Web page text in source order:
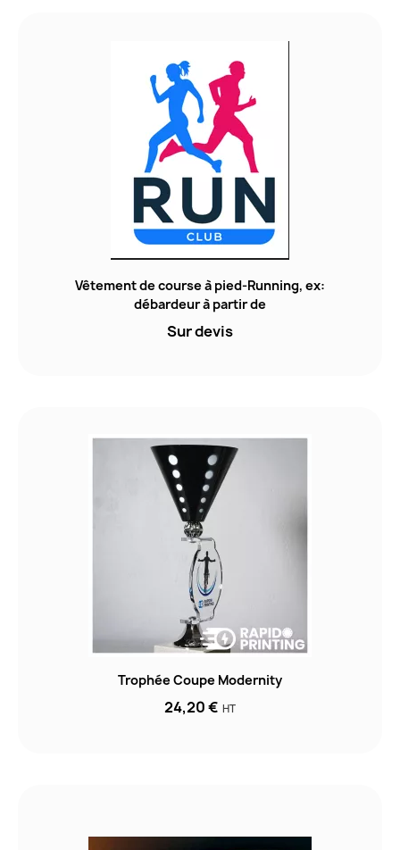
Vêtement de course à pied-Running, ex:
débardeur à partir de
Sur devis
Trophée Coupe Modernity
24,20 € HT